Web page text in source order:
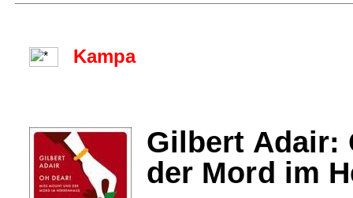
Kampa
Gilbert Adair:
der Mord im